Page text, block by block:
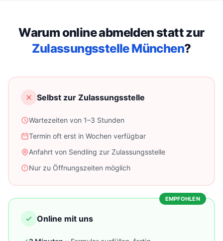
Warum online abmelden statt zur
Zulassungsstelle München?
Selbst zur Zulassungsstelle
Wartezeiten von 1–3 Stunden
Termin oft erst in Wochen verfügbar
Anfahrt von Sendling zur Zulassungsstelle
Nur zu Öffnungszeiten möglich
EMPFOHLEN
Online mit uns